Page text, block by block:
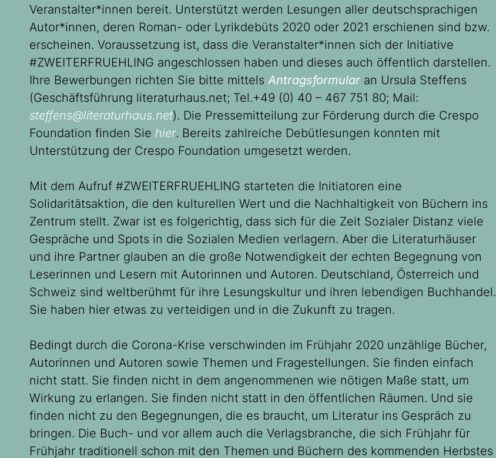
Veranstalter*innen bereit. Unterstützt werden Lesungen aller deutschsprachigen
Autor*innen, deren Roman- oder Lyrikdebüts 2020 oder 2021 erschienen sind bzw.
erscheinen. Voraussetzung ist, dass die Veranstalter*innen sich der Initiative
#ZWEITERFRUEHLING angeschlossen haben und dieses auch öffentlich darstellen.
Ihre Bewerbungen richten Sie bitte mittels Antragsformular an Ursula Steffens
(Geschäftsführung literaturhaus.net; Tel.+49 (0) 40 – 467 751 80; Mail:
steffens@literaturhaus.net). Die Pressemitteilung zur Förderung durch die Crespo
Foundation finden Sie hier. Bereits zahlreiche Debütlesungen konnten mit
Unterstützung der Crespo Foundation umgesetzt werden.
Mit dem Aufruf #ZWEITERFRUEHLING starteten die Initiatoren eine
Solidaritätsaktion, die den kulturellen Wert und die Nachhaltigkeit von Büchern ins
Zentrum stellt. Zwar ist es folgerichtig, dass sich für die Zeit Sozialer Distanz viele
Gespräche und Spots in die Sozialen Medien verlagern. Aber die Literaturhäuser
und ihre Partner glauben an die große Notwendigkeit der echten Begegnung von
Leserinnen und Lesern mit Autorinnen und Autoren. Deutschland, Österreich und
Schweiz sind weltberühmt für ihre Lesungskultur und ihren lebendigen Buchhandel.
Sie haben hier etwas zu verteidigen und in die Zukunft zu tragen.
Bedingt durch die Corona-Krise verschwinden im Frühjahr 2020 unzählige Bücher,
Autorinnen und Autoren sowie Themen und Fragestellungen. Sie finden einfach
nicht statt. Sie finden nicht in dem angenommenen wie nötigen Maße statt, um
Wirkung zu erlangen. Sie finden nicht statt in den öffentlichen Räumen. Und sie
finden nicht zu den Begegnungen, die es braucht, um Literatur ins Gespräch zu
bringen. Die Buch- und vor allem auch die Verlagsbranche, die sich Frühjahr für
Frühjahr traditionell schon mit den Themen und Büchern des kommenden Herbstes